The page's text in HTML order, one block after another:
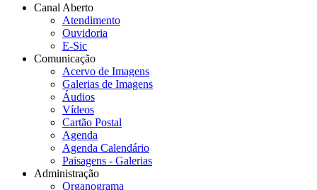
Canal Aberto
Atendimento
Ouvidoria
E-Sic
Comunicação
Acervo de Imagens
Galerias de Imagens
Áudios
Vídeos
Cartão Postal
Agenda
Agenda Calendário
Paisagens - Galerias
Administração
Organograma